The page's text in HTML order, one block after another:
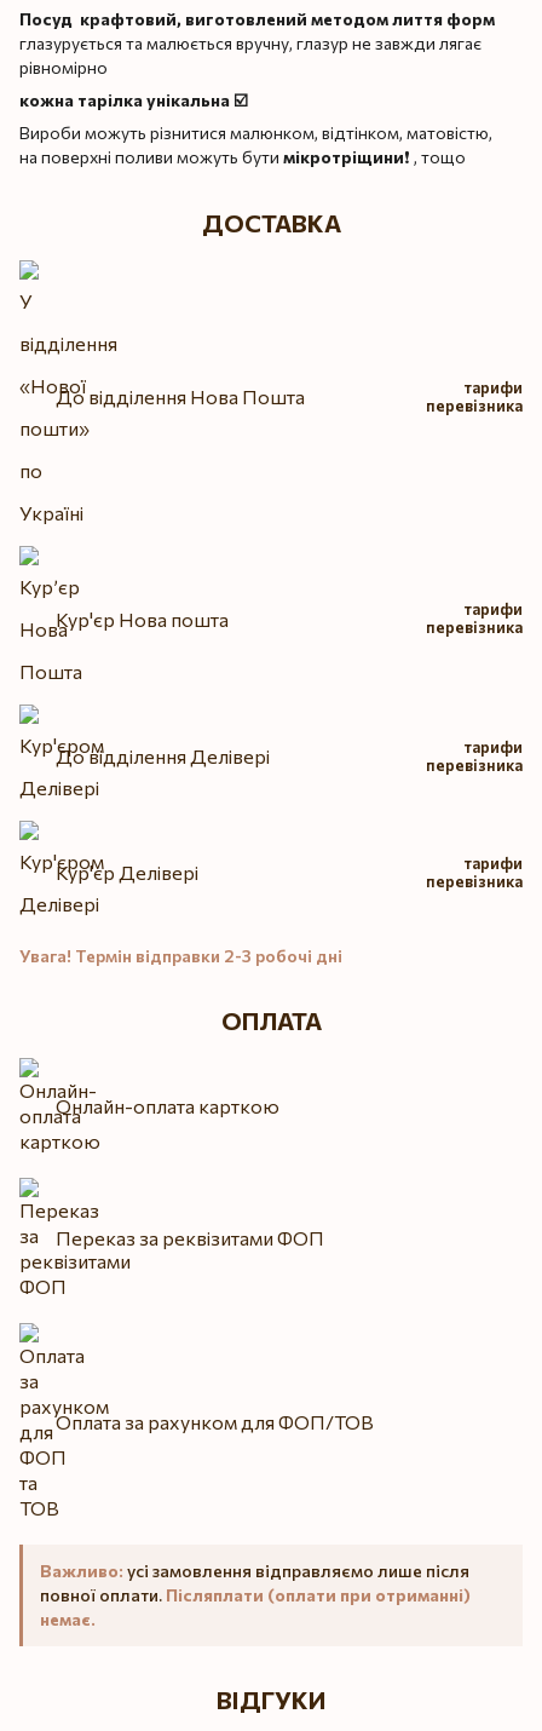
Посуд крафтовий, виготовлений методом лиття форм
глазурується та малюється вручну, глазур не завжди лягає
рівномірно
кожна тарілка унікальна ☑️
Вироби можуть різнитися малюнком, відтінком, матовістю,
на поверхні поливи можуть бути мікротріщини❗️ , тощо
ДОСТАВКА
До відділення Нова Пошта
тарифи
перевізника
Кур'єр Нова пошта
тарифи
перевізника
До відділення Делівері
тарифи
перевізника
Кур'єр Делівері
тарифи
перевізника
Увага! Термін відправки 2-3 робочі дні
ОПЛАТА
Онлайн-оплата карткою
Переказ за реквізитами ФОП
Оплата за рахунком для ФОП/ТОВ
Важливо: усі замовлення відправляємо лише після
повної оплати. Післяплати (оплати при отриманні)
немає.
ВІДГУКИ